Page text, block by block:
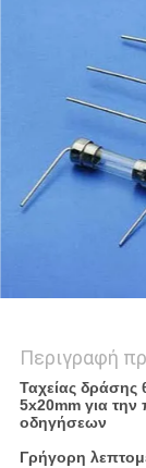
PRIVACY
POLICY
Περιγραφή
Ταχείας δράσης
5x20mm για
οδηγήσεων
Γρήγορη